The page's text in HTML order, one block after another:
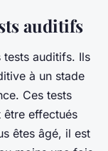
auditifs
tests auditifs. Ils
à un stade
Ces tests
être effectués
êtes âgé, il est